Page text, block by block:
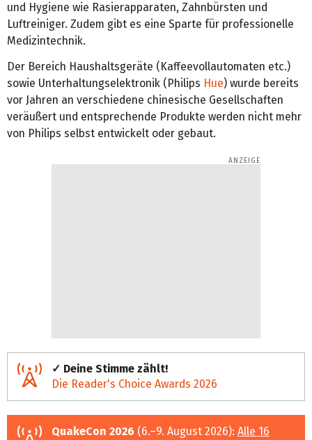
und Hygiene wie Rasierapparaten, Zahnbürsten und
Luftreiniger. Zudem gibt es eine Sparte für professionelle
Medizintechnik.
Der Bereich Haushaltsgeräte (Kaffeevollautomaten etc.)
sowie Unterhaltungselektronik (Philips Hue) wurde bereits
vor Jahren an verschiedene chinesische Gesellschaften
veräußert und entsprechende Produkte werden nicht mehr
von Philips selbst entwickelt oder gebaut.
✓ Deine Stimme zählt!
Die Reader's Choice Awards 2026
QuakeCon 2026 (6.–9. August 2026): Alle 16